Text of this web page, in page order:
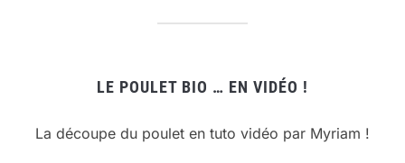
LE POULET BIO … EN VIDÉO !
La découpe du poulet en tuto vidéo par Myriam !